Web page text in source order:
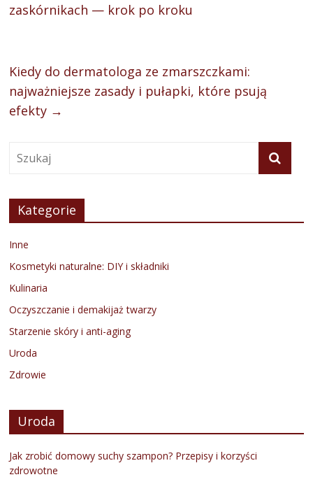
zaskórnikach — krok po kroku
Kiedy do dermatologa ze zmarszczkami:
najważniejsze zasady i pułapki, które psują
efekty →
Kategorie
Inne
Kosmetyki naturalne: DIY i składniki
Kulinaria
Oczyszczanie i demakijaż twarzy
Starzenie skóry i anti-aging
Uroda
Zdrowie
Uroda
Jak zrobić domowy suchy szampon? Przepisy i korzyści
zdrowotne